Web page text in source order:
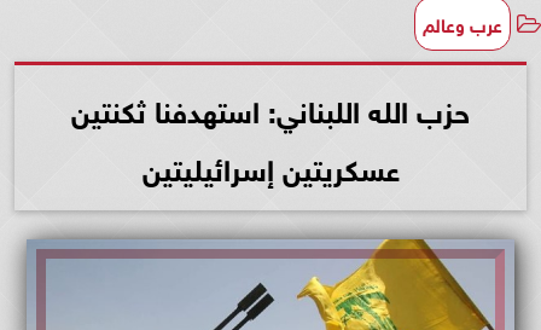
عرب وعالم
حزب الله اللبناني: استهدفنا ثكنتين
عسكريتين إسرائيليتين